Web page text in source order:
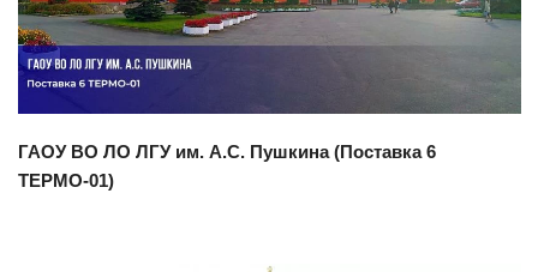
ГАОУ ВО ЛО ЛГУ им. А.С. Пушкина (Поставка 6
ТЕРМО-01)